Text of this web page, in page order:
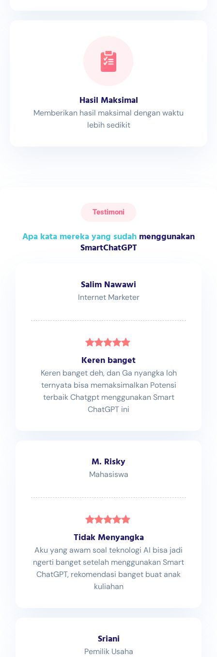
Hasil Maksimal
Memberikan hasil maksimal dengan waktu
lebih sedikit
Testimoni
Apa kata mereka yang sudah menggunakan
SmartChatGPT
Salim Nawawi
Internet Marketer
Keren banget
Keren banget deh, dan Ga nyangka loh
ternyata bisa memaksimalkan Potensi
terbaik Chatgpt menggunakan Smart
ChatGPT ini
M. Risky
Mahasiswa
Tidak Menyangka
Aku yang awam soal teknologi AI bisa jadi
ngerti banget setelah menggunakan Smart
ChatGPT, rekomendasi banget buat anak
kuliahan
Sriani
Pemilik Usaha